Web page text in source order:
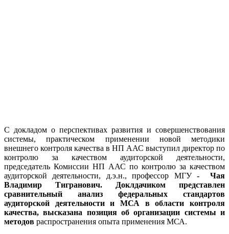
С докладом о перспективах развития и совершенствования
системы, практическом применении новой методики
внешнего контроля качества в НП ААС выступил директор по
контролю за качеством аудиторской деятельности,
председатель Комиссии НП ААС по контролю за качеством
аудиторской деятельности, д.э.н., профессор МГУ- Чая
Владимир Тигранович. Доклдачиком представлен
сравнительный анализ федеральных стандартов
аудиторской деятельности и МСА в области контроля
качества, высказана позиция об организации системы и
методов распространения опыта применения МСА.